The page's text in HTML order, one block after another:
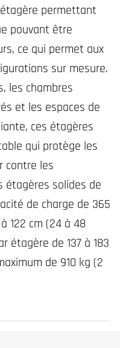
permettant
pouvant être
ce qui permet aux
sur mesure.
les chambres
et les espaces de
ces étagères
qui protège les
contre les
étagères solides de
de charge de 365
122 cm (24 à 48
étagère de 137 à 183
de 910 kg (2